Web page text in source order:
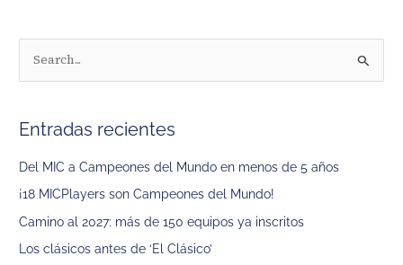
u
c
a
r
Entradas recientes
Del MIC a Campeones del Mundo en menos de 5 años
¡18 MICPlayers son Campeones del Mundo!
Camino al 2027: más de 150 equipos ya inscritos
Los clásicos antes de ‘El Clásico’